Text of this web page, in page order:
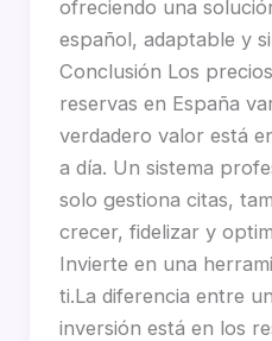
ofreciendo una
español, adaptable y
Conclusión Los
reservas en España
verdadero valor está
a día. Un sistema
solo gestiona citas,
crecer, fidelizar y
Invierte en una
ti.La diferencia entre
inversión está en los